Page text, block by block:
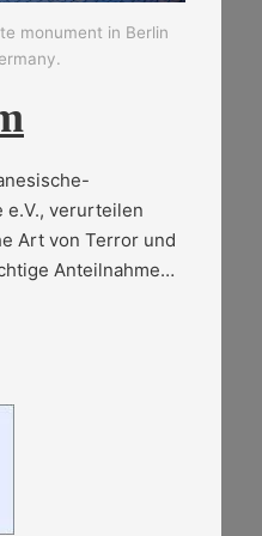
monument in Berlin
e.V., verurteilen
Art von Terror und
Anteilnahme…